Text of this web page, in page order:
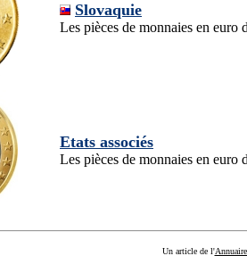
Slovaquie
Les pièces de monnaies en euro
Etats associés
Les pièces de monnaies en euro
Un article de l'